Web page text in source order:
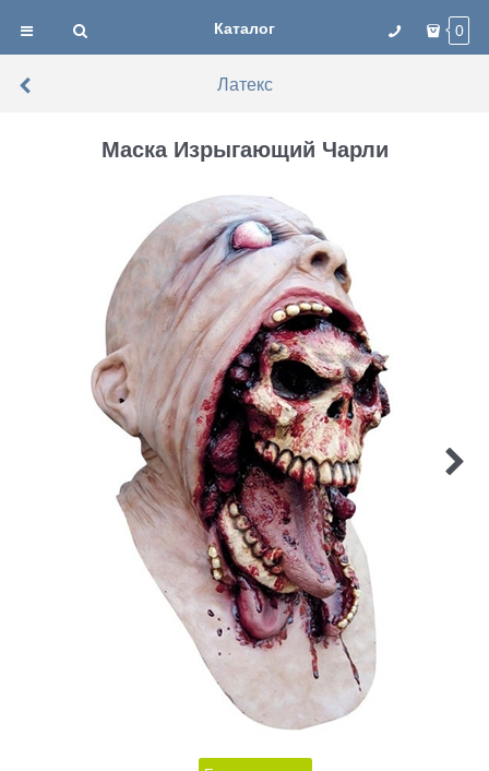
Каталог 0
Латекс
Маска Изрыгающий Чарли